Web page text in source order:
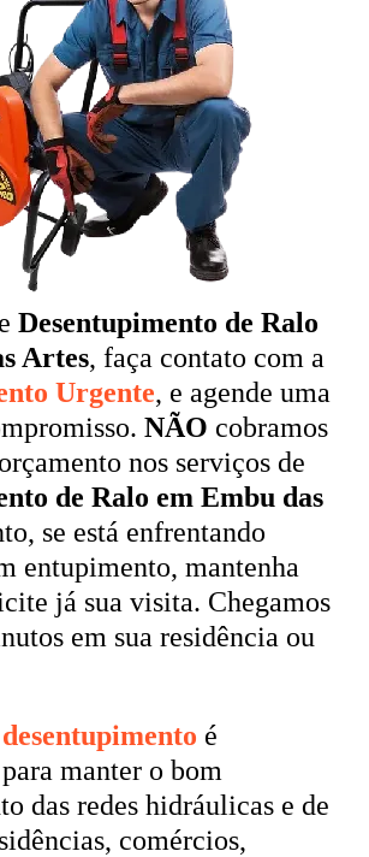
Desentupimento de Ralo
Artes, faça contato com a
Urgente, e agende uma
NÃO cobramos
nos serviços de
de Ralo em Embu das
se está enfrentando
entupimento, mantenha
já sua visita. Chegamos
em sua residência ou
desentupimento é
manter o bom
das redes hidráulicas e de
comércios,